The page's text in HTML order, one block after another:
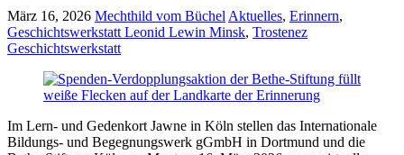
März 16, 2026 Mechthild vom Büchel Aktuelles, Erinnern,
Geschichtswerkstatt Leonid Lewin Minsk, Trostenez
Geschichtswerkstatt
Im Lern- und Gedenkort Jawne in Köln stellen das Internationale
Bildungs- und Begegnungswerk gGmbH in Dortmund und die